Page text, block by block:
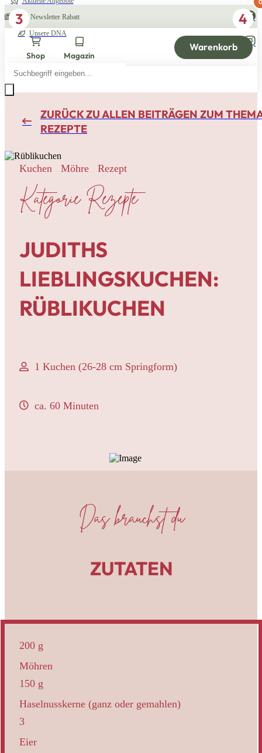
10% Newsletter Rabatt
Unsere DNA
Shop Magazin
Warenkorb
0
search
ZURÜCK ZU ALLEN BEITRÄGEN ZUM
REZEPTE
Kuchen Möhre Rezept
Kategorie Rezepte
JUDITHS
LIEBLINGSKUCHEN:
RÜBLIKUCHEN
1 Kuchen (26-28 cm Springform)
ca. 60 Minuten
Das brauchst du
ZUTATEN
200 g
Möhren
150 g
Haselnusskerne (ganz oder gemahlen)
3
Eier
1 2
3 4